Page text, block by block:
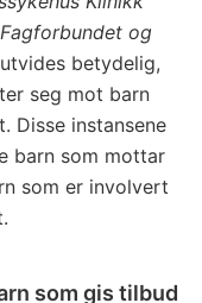
og
betydelig,
seg mot barn
Disse instansene
barn som mottar
som er involvert
som gis tilbud